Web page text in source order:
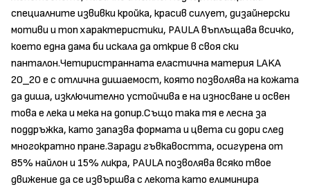
специалните извивки кройка, красив силует, дизайнерски
мотиви и топ характеристики, PAULA въплъщава всичко,
което една дама би искала да открие в своя ски
панталон.Четиристранната еластична материя LAKA
20_20 е с отлична дишаемост, която позволява на кожата
да диша, изключително устойчива е на износване и освен
това е лека и мека на допир.Също така тя е лесна за
поддръжка, като запазва формата и цвета си дори след
многократно пране.Заради гъвкавостта, осигурена от
85% найлон и 15% ликра, PAULA позволява всяко твое
движение да се извършва с лекота като елиминира